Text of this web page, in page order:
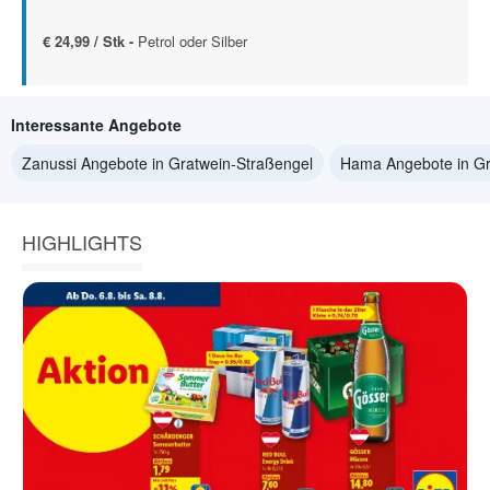
€ 24,99 / Stk - Petrol oder Silber
Interessante Angebote
Zanussi Angebote in Gratwein-Straßengel
Hama Angebote in
HIGHLIGHTS